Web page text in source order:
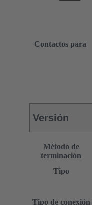
Contactos para
Versión
Método de
terminación
Tipo
Tipo de conexión